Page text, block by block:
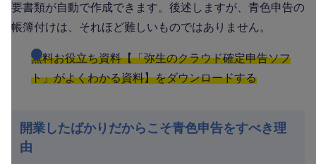
要書類が自動で作成できます。後述しますが、青色申告の
帳簿付けは、それほど難しいものではありません。
無料お役立ち資料【「弥生のクラウド確定申告ソフ
ト」がよくわかる資料】をダウンロードする
開業したばかりだからこそ青色申告をすべき理
由